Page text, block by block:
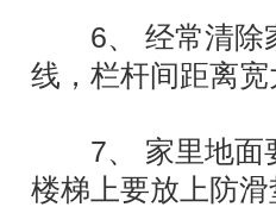
6、 经常清除家
线，栏杆间距离
7、 家里地面要
楼梯上要放上防滑